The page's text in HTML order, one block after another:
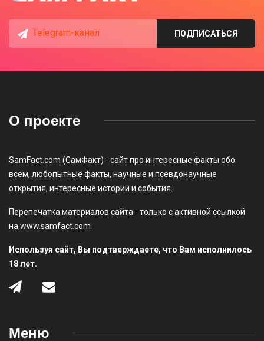
Telegram-канал ПОДПИСАТЬСЯ
О проекте
SamFact.com (СамФакт) - сайт про интересные факты обо
всём, любопытные факты, научные и псевдонаучные
открытия, интересные истории и события.
Перепечатка материалов сайта - только с активной ссылкой
на www.samfact.com
Используя сайт, Вы подтверждаете, что Вам исполнилось
18 лет.
Меню